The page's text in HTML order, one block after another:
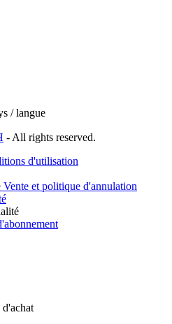
/ langue
- All rights reserved.
d'utilisation
et politique d'annulation
d'achat